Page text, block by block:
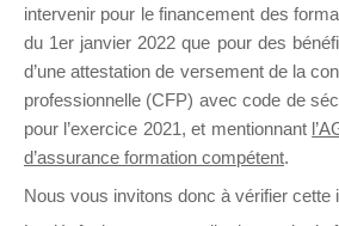
il y a
Ce groupe est destiné aux
intervenir pour le financement des
du 1er janvier 2022 que pour des
d’une attestation de versement de la
professionnelle (CFP) avec code de
pour l’exercice 2021, et mentionnant
d’assurance formation compétent.
Nous vous invitons donc à vérifier cette